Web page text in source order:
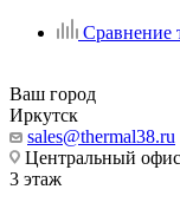
Сравнение
Ваш город
Иркутск
sales@thermal38.ru
Центральный
3 этаж